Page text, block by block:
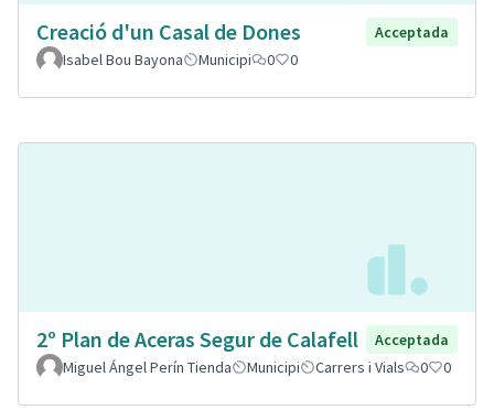
Creació d'un Casal de Dones
Acceptada
Isabel Bou Bayona
Municipi 0 0
2º Plan de Aceras Segur de Calafell
Acceptada
Miguel Ángel Perín Tienda
Municipi Carrers i Vials 0 0